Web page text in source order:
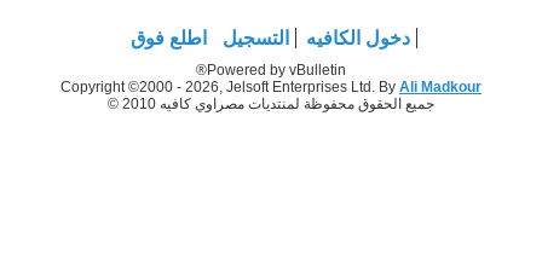
دخول الكافيه التسجيل اطلع فوق
Powered by vBulletin®
Copyright ©2000 - 2026, Jelsoft Enterprises Ltd. By Ali Madkour
جميع الحقوق محفوظة لمنتديات مصراوي كافيه 2010 ©